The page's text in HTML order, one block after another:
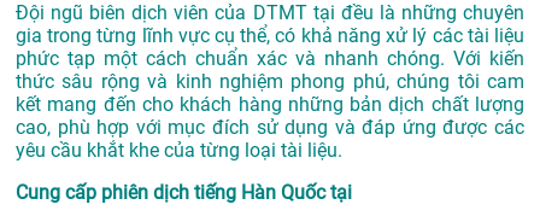
Đội ngũ biên dịch viên của DTMT tại đều là những chuyên
gia trong từng lĩnh vực cụ thể, có khả năng xử lý các tài liệu
phức tạp một cách chuẩn xác và nhanh chóng. Với kiến
thức sâu rộng và kinh nghiệm phong phú, chúng tôi cam
kết mang đến cho khách hàng những bản dịch chất lượng
cao, phù hợp với mục đích sử dụng và đáp ứng được các
yêu cầu khắt khe của từng loại tài liệu.
Cung cấp phiên dịch tiếng Hàn Quốc tại